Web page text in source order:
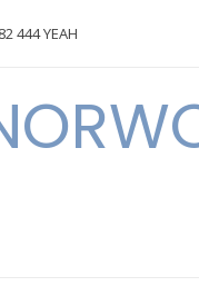
444 YEAH